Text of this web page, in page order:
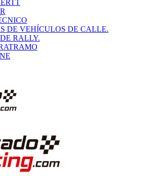
DE VEHÍCULOS DE CALLE.
RALLY.
BUSCAR